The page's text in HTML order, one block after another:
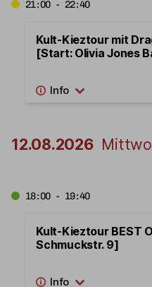
21:00 - 22:40
Kult-Kieztour mit
[Start: Olivia Jones
12.08.2026
18:00 - 19:40
Kult-Kieztour BEST
Schmuckstr. 9]